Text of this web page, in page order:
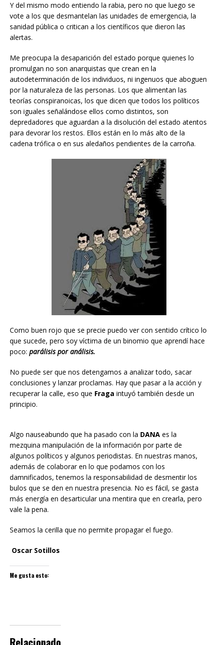
Y del mismo modo entiendo la rabia, pero no que luego se
vote a los que desmantelan las unidades de emergencia, la
sanidad pública o critican a los científicos que dieron las
alertas.
Me preocupa la desaparición del estado porque quienes lo
promulgan no son anarquistas que crean en la
autodeterminación de los individuos, ni ingenuos que aboguen
por la naturaleza de las personas. Los que alimentan las
teorías conspiranoicas, los que dicen que todos los políticos
son iguales señalándose ellos como distintos, son
depredadores que aguardan a la disolución del estado atentos
para devorar los restos. Ellos están en lo más alto de la
cadena trófica o en sus aledaños pendientes de la carroña.
Como buen rojo que se precie puedo ver con sentido crítico lo
que sucede, pero soy víctima de un binomio que aprendí hace
poco: parálisis por análisis.
No puede ser que nos detengamos a analizar todo, sacar
conclusiones y lanzar proclamas. Hay que pasar a la acción y
recuperar la calle, eso que Fraga intuyó también desde un
principio.
Algo nauseabundo que ha pasado con la DANA es la
mezquina manipulación de la información por parte de
algunos políticos y algunos periodistas. En nuestras manos,
además de colaborar en lo que podamos con los
damnificados, tenemos la responsabilidad de desmentir los
bulos que se den en nuestra presencia. No es fácil, se gasta
más energía en desarticular una mentira que en crearla, pero
vale la pena.
Seamos la cerilla que no permite propagar el fuego.
Oscar Sotillos
Me gusta esto: